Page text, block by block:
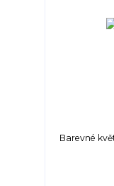
Barevné